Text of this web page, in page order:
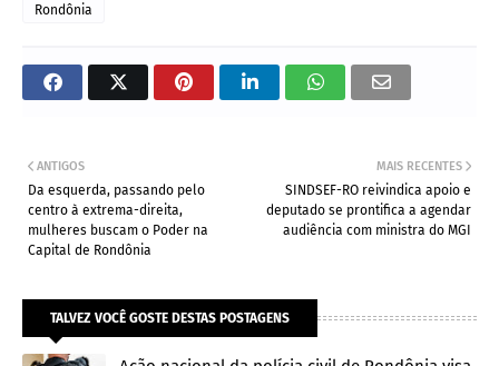
Rondônia
MAIS RECENTES
SINDSEF-RO reivindica apoio e
deputado se prontifica a agendar
audiência com ministra do MGI
ANTIGOS
Da esquerda, passando pelo
centro à extrema-direita,
mulheres buscam o Poder na
Capital de Rondônia
TALVEZ VOCÊ GOSTE DESTAS POSTAGENS